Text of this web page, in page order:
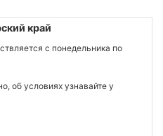
край
с понедельника по
об условиях узнавайте у